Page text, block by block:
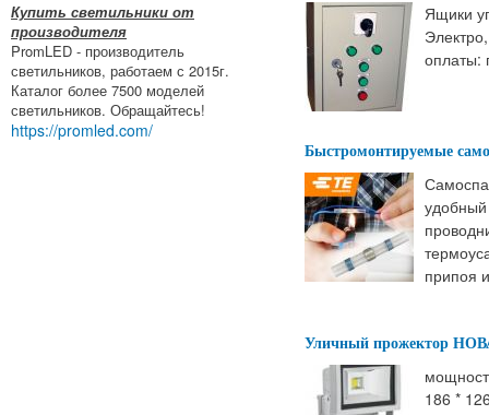
Купить светильники от
производителя
PromLED - производитель
светильников, работаем с 2015г.
Каталог более 7500 моделей
светильников. Обращайтесь!
https://promled.com/
Ящики
оплаты:
Быстромонтируемые
удобный
припоя
Уличный прожектор
186 *